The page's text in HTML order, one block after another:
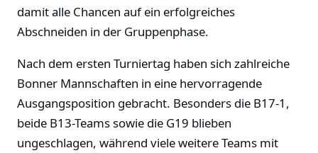
damit alle Chancen auf ein erfolgreiches
Abschneiden in der Gruppenphase.
Nach dem ersten Turniertag haben sich zahlreiche
Bonner Mannschaften in eine hervorragende
Ausgangsposition gebracht. Besonders die B17-1,
beide B13-Teams sowie die G19 blieben
ungeschlagen, während viele weitere Teams mit